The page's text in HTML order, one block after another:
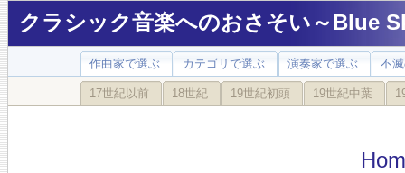
クラシック音楽へのおさそい～Blue
作曲家で選ぶ カテゴリで選ぶ 演奏家で選ぶ 不
17世紀以前 18世紀 19世紀初頭 19世紀中葉